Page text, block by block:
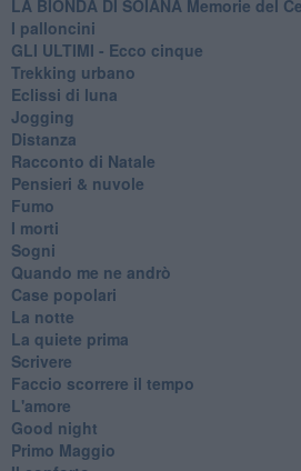
LA BIONDA DI SOIANA Memorie del
I palloncini
GLI ULTIMI - Ecco cinque
Trekking urbano
Eclissi di luna
Jogging
Distanza
Racconto di Natale
Pensieri & nuvole
Fumo
I morti
Sogni
Quando me ne andrò
Case popolari
La notte
La quiete prima
Scrivere
Faccio scorrere il tempo
L'amore
Good night
Primo Maggio